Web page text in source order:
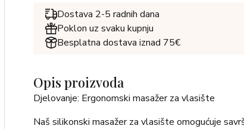
Dostava 2-5 radnih dana
Poklon uz svaku kupnju
Besplatna dostava iznad 75€
Opis proizvoda
Djelovanje: Ergonomski masažer za vlasište
Naš silikonski masažer za vlasište omogućuje